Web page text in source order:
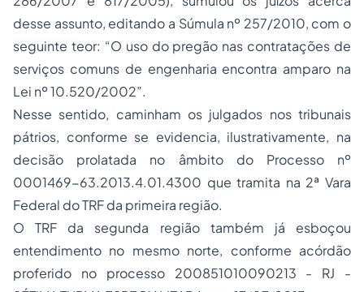
desse assunto, editando a Súmula nº 257/2010, com o
seguinte teor: “O uso do pregão nas contratações de
serviços comuns de engenharia encontra amparo na
Lei nº 10.520/2002”.
Nesse sentido, caminham os julgados nos tribunais
pátrios, conforme se evidencia, ilustrativamente, na
decisão prolatada no âmbito do Processo nº
0001469-63.2013.4.01.4300 que tramita na 2ª Vara
Federal do TRF da primeira região.
O TRF da segunda região também já esboçou
entendimento no mesmo norte, conforme acórdão
proferido no processo 200851010090213 - RJ -